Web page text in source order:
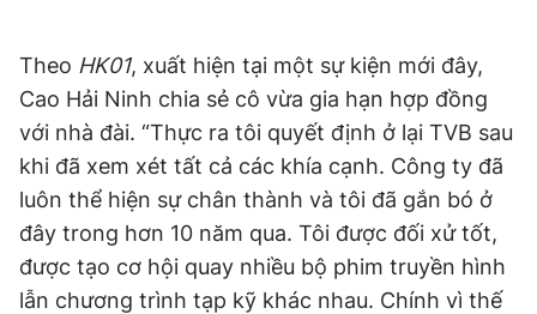
Giấy phép xuất bản số 110/GP - BTTTT cấp ngày 24.3.2020
© 2003-2026 Bản quyền thuộc về Báo Thanh Niên. Cấm sao
chép dưới mọi hình thức nếu không có sự chấp thuận bằng văn
bản. Phát triển bởi ePi Technologies, JSC.
Theo HK01, xuất hiện tại một sự kiện mới đây,
Cao Hải Ninh chia sẻ cô vừa gia hạn hợp đồng
với nhà đài. “Thực ra tôi quyết định ở lại TVB sau
khi đã xem xét tất cả các khía cạnh. Công ty đã
luôn thể hiện sự chân thành và tôi đã gắn bó ở
đây trong hơn 10 năm qua. Tôi được đối xử tốt,
được tạo cơ hội quay nhiều bộ phim truyền hình
lẫn chương trình tạp kỹ khác nhau. Chính vì thế